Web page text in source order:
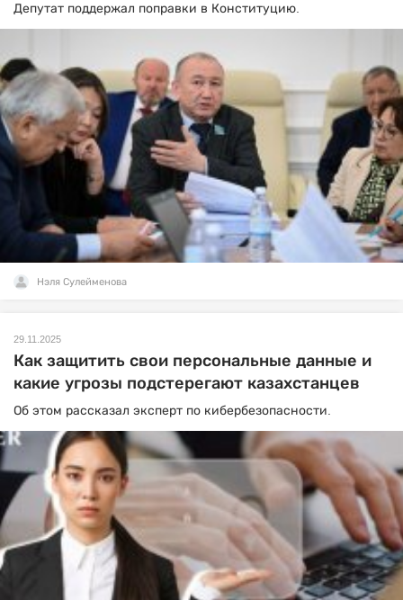
Депутат поддержал поправки в Конституцию.
Нэля Сулейменова
29.11.2025
Как защитить свои персональные данные и
какие угрозы подстерегают казахстанцев
Об этом рассказал эксперт по кибербезопасности.